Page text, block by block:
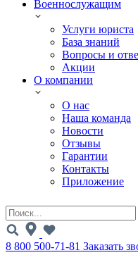
Военнослужащим
Услуги юриста
База знаний
Вопросы и
Акции
О компании
О нас
Наша команда
Новости
Отзывы
Гарантии
Контакты
Приложение
8 800 500-71-81 Заказать